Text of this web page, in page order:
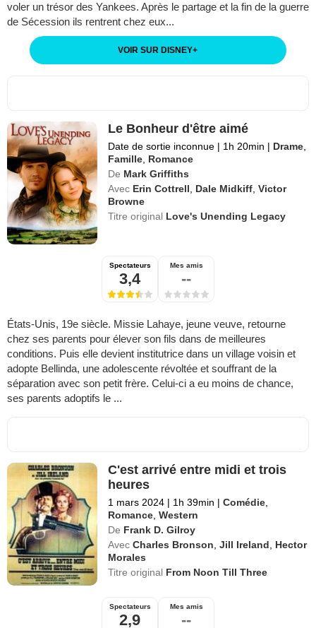
voler un trésor des Yankees. Après le partage et la fin de la guerre
de Sécession ils rentrent chez eux...
VOIR SUR DISNEY+
Le Bonheur d'être aimé
Date de sortie inconnue | 1h 20min | Drame,
Famille, Romance
De Mark Griffiths
Avec Erin Cottrell, Dale Midkiff,Victor
Browne
Titre original Love's Unending Legacy
Spectateurs
3,4
Mes amis
--
États-Unis, 19e siècle. Missie Lahaye, jeune veuve, retourne
chez ses parents pour élever son fils dans de meilleures
conditions. Puis elle devient institutrice dans un village voisin et
adopte Bellinda, une adolescente révoltée et souffrant de la
séparation avec son petit frère. Celui-ci a eu moins de chance,
ses parents adoptifs le ...
C'est arrivé entre midi et trois
heures
1 mars 2024 | 1h 39min | Comédie,
Romance,Western
De Frank D. Gilroy
Avec Charles Bronson,Jill Ireland, Hector
Morales
Titre original From Noon Till Three
Spectateurs
2,9
Mes amis
--